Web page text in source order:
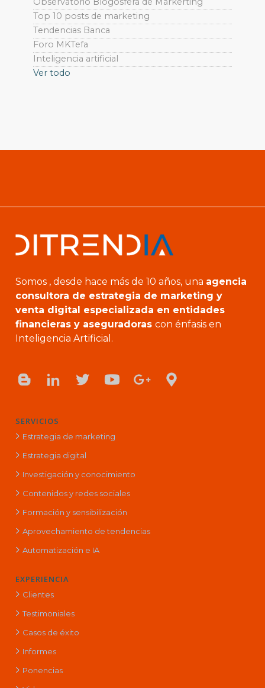
Top 10 posts de marketing
Tendencias Banca
Foro MKTefa
Inteligencia artificial
Ver todo
Somos , desde hace más de 10 años, una agencia
consultora de estrategia de marketing y
venta digital especializada en entidades
financieras y aseguradoras con énfasis en
Inteligencia Artificial.
SERVICIOS
Estrategia de marketing
Estrategia digital
Investigación y conocimiento
Contenidos y redes sociales
Formación y sensibilización
Aprovechamiento de tendencias
Automatización e IA
EXPERIENCIA
Clientes
Testimoniales
Casos de éxito
Informes
Ponencias